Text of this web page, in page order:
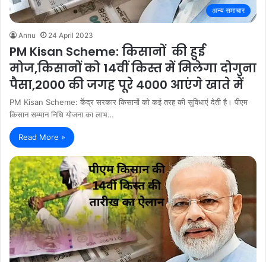
अन्य समाचार
Annu 24 April 2023
PM Kisan Scheme: किसानों की हुई
मोज,किसानों को 14वीं किस्त में मिलेगा दोगुना
पैसा,2000 की जगह पूरे 4000 आएंगे खाते में
PM Kisan Scheme: केंद्र सरकार किसानों को कई तरह की सुविधाएं देती है। पीएम
किसान सम्मान निधि योजना का लाभ…
Read More »